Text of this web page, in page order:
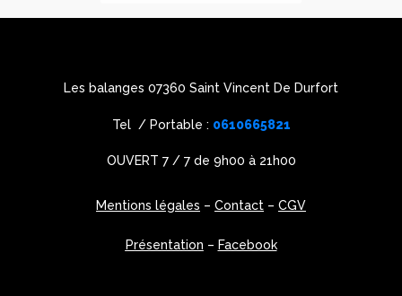
Les balanges 07360 Saint Vincent De Durfort
Tel / Portable : 0610665821
OUVERT 7 / 7 de 9h00 à 21h00
Mentions légales – Contact – CGV
Présentation – Facebook